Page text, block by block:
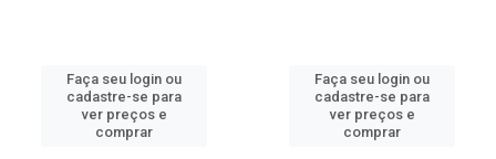
Faça seu login ou
cadastre-se para
ver preços e
comprar
Faça seu login ou
cadastre-se para
ver preços e
comprar